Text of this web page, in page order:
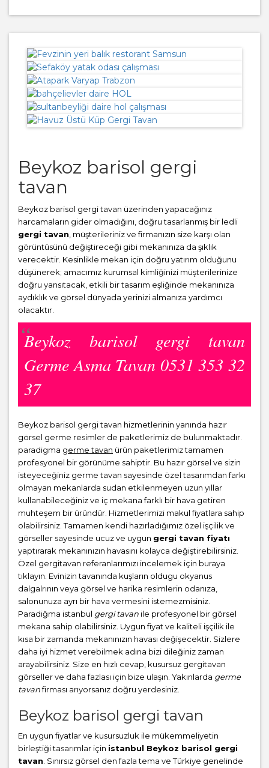
Beykoz barisol gergi
tavan
Beykoz barisol gergi tavan üzerinden yapacağınız
harcamaların gider olmadığını, doğru tasarlanmış bir ledli
gergi tavan , müşterileriniz ve firmanızın size karşı olan
görüntüsünü değiştireceği gibi mekanınıza da şıklık
verecektir. Kesinlikle mekan için doğru yatırım olduğunu
düşünerek; amacımız kurumsal kimliğinizi müşterilerinize
doğru yansıtacak, etkili bir tasarım eşliğinde mekanınıza
aydıklık ve görsel dünyada yerinizi almanıza yardımcı
olacaktır.
Beykoz barisol gergi tavan
Germe Asma Tavan 0531 353 32
37
Beykoz barisol gergi tavan hizmetlerinin yanında hazır
görsel germe resimler de paketlerimiz de bulunmaktadır.
paradigma germe tavan ürün paketlerimiz tamamen
profesyonel bir görünüme sahiptir. Bu hazır görsel ve sizin
isteyeceğiniz germe tavan sayesinde özel tasarımdan farkı
olmayan mekanlarda sudan etkilenmeyen uzun yıllar
kullanabileceğiniz ve iç mekana farklı bir hava getiren
muhteşem bir üründür. Hizmetlerimizi makul fiyatlara sahip
olabilirsiniz. Tamamen kendi hazırladığımız özel işçilik ve
görseller sayesinde ucuz ve uygun gergi tavan fiyatı
yaptırarak mekanınızın havasını kolayca değiştirebilirsiniz.
Özel gergitavan referanlarımızı incelemek için buraya
tıklayın. Evinizin tavanında kuşların oldugu okyanus
dalgalrının veya görsel ve harika resimlerin odanıza,
salonunuza ayrı bir hava vermesini istemezmisiniz.
Paradiğma istanbul gergi tavan ile profesyonel bir görsel
mekana sahip olabilirsiniz. Uygun fiyat ve kaliteli işçilik ile
kısa bir zamanda mekanınızın havası değişecektir. Sizlere
daha iyi hizmet verebilmek adına bizi dileğiniz zaman
arayabilirsiniz. Size en hızlı cevap, kusursuz gergitavan
görseller ve daha fazlası için bize ulaşın. Yakınlarda germe
tavanfirması arıyorsanız doğru yerdesiniz.
Beykoz barisol gergi tavan
En uygun fiyatlar ve kusursuzluk ile mükemmeliyetin
birleştiği tasarımlar için istanbul Beykoz barisol gergi
tavan . Sınırsız görsel den fazla tema ve Türkiye genelinde